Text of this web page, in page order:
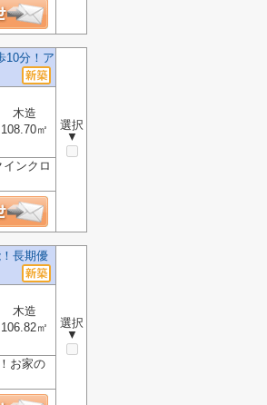
10分！ア
選択
▼
木造
108.70㎡
ンクロ
長期優
選択
▼
木造
106.82㎡
お家の